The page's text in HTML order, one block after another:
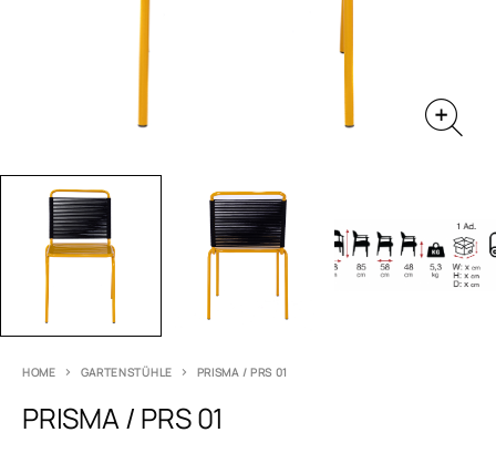
HOME GARTENSTÜHLE PRISMA / PRS 01
PRISMA / PRS 01